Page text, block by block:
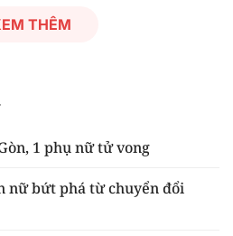
THÊM
1 phụ nữ tử vong
nữ bứt phá từ chuyển đổi